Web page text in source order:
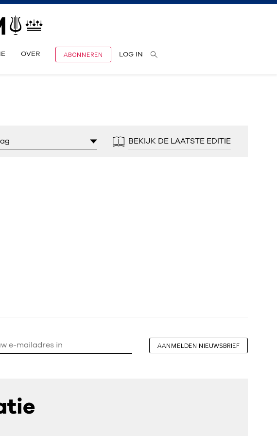
OVER ABONNEREN LOG IN
BEKIJK DE LAATSTE EDITIE
AANMELDEN NIEUWSBRIEF